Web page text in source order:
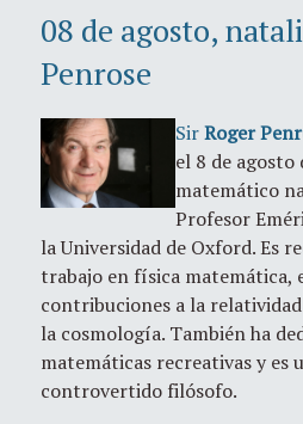
08 de agosto,
Penrose
SirRoger
el 8 de agosto
matemático
Profesor
la Universidad de Oxford. Es
trabajo en física matemática,
contribuciones a la
la cosmología. También ha
matemáticas recreativas y es
controvertido filósofo.